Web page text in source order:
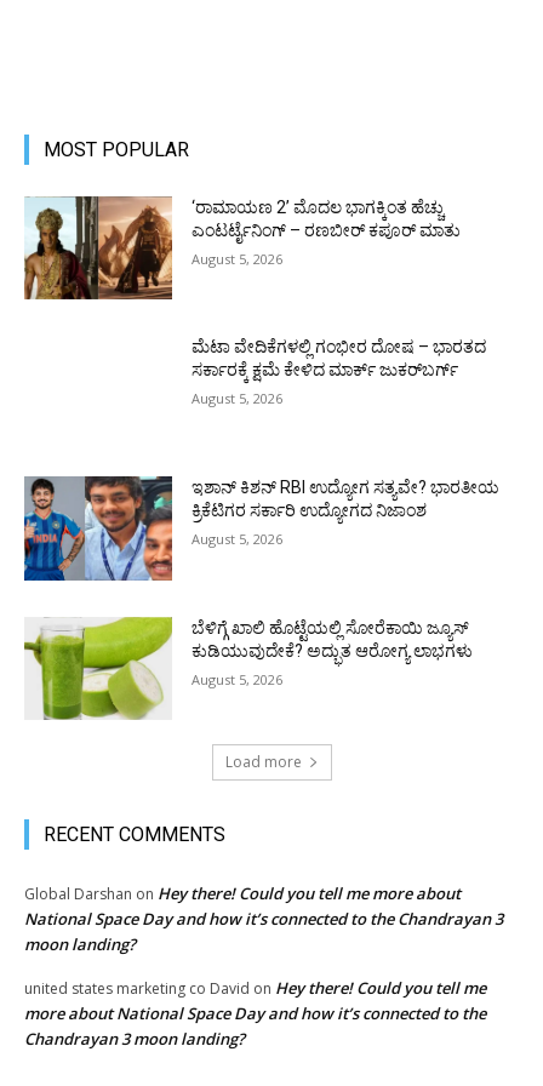
MOST POPULAR
‘ರಾಮಾಯಣ 2’ ಮೊದಲ ಭಾಗಕ್ಕಿಂತ ಹೆಚ್ಚು
ಎಂಟರ್ಟೈನಿಂಗ್ – ರಣಬೀರ್ ಕಪೂರ್ ಮಾತು
August 5, 2026
ಮೆಟಾ ವೇದಿಕೆಗಳಲ್ಲಿ ಗಂಭೀರ ದೋಷ – ಭಾರತದ
ಸರ್ಕಾರಕ್ಕೆ ಕ್ಷಮೆ ಕೇಳಿದ ಮಾರ್ಕ್ ಜುಕರ್‌ಬರ್ಗ್
August 5, 2026
ಇಶಾನ್ ಕಿಶನ್ RBI ಉದ್ಯೋಗ ಸತ್ಯವೇ? ಭಾರತೀಯ
ಕ್ರಿಕೆಟಿಗರ ಸರ್ಕಾರಿ ಉದ್ಯೋಗದ ನಿಜಾಂಶ
August 5, 2026
ಬೆಳಿಗ್ಗೆ ಖಾಲಿ ಹೊಟ್ಟೆಯಲ್ಲಿ ಸೋರೆಕಾಯಿ ಜ್ಯೂಸ್
ಕುಡಿಯುವುದೇಕೆ? ಅದ್ಭುತ ಆರೋಗ್ಯ ಲಾಭಗಳು
August 5, 2026
Load more
RECENT COMMENTS
Global Darshan on Hey there! Could you tell me more about
National Space Day and how it’s connected to the Chandrayan 3
moon landing?
united states marketing co David on Hey there! Could you tell me
more about National Space Day and how it’s connected to the
Chandrayan 3 moon landing?